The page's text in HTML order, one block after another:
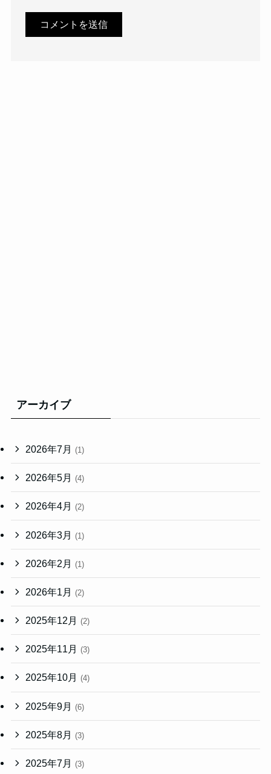
アーカイブ
2026年7月 (1)
2026年5月 (4)
2026年4月 (2)
2026年3月 (1)
2026年2月 (1)
2026年1月 (2)
2025年12月 (2)
2025年11月 (3)
2025年10月 (4)
2025年9月 (6)
2025年8月 (3)
2025年7月 (3)